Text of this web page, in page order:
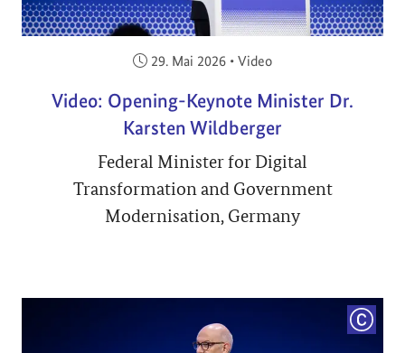
Veröffentlicht am:
29. Mai 2026 • Video
Video: Opening-Keynote Minister Dr.
Karsten Wildberger
Federal Minister for Digital
Transformation and Government
Modernisation, Germany